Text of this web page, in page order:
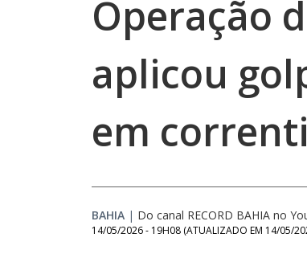
Operação
aplicou
em
BAHIA | Do canal RECORD BAHIA no
14/05/2026 - 19H08 (ATUALIZADO EM 14/05/